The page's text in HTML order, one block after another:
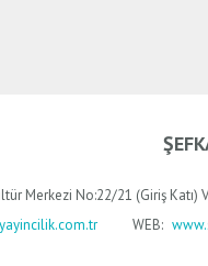
Merkezi No:22/21 (Giriş
WEB: